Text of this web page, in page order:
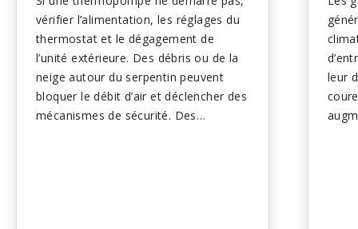
vérifier l’alimentation, les réglages du
thermostat et le dégagement de
l’unité extérieure. Des débris ou de la
neige autour du serpentin peuvent
bloquer le débit d’air et déclencher des
mécanismes de sécurité. Des
leur